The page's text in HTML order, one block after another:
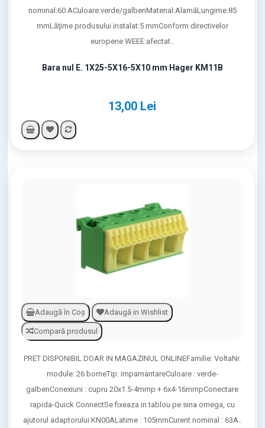
Bara nul E. 1X25-5X16-5X10 mm Hager KM11B
13,00 Lei
nominal:60 ACuloare:verde/galbenMaterial:AlamăLungime:85
mmLăţime produsului instalat:5 mmConform directivelor
europene WEEE:afectat..
Adaugă în Coş Adaugă in Wishlist
Compară produsul
PRET DISPONIBIL DOAR IN MAGAZINUL ONLINEFamilie: VoltaNr.
module: 26 borneTip: impamantareCuloare : verde-
galbenConexiuni : cupru 20x1.5-4mmp + 6x4-16mmpConectare
rapida-Quick ConnectSe fixeaza in tablou pe sina omega, cu
ajutorul adaptorului KN00ALatime : 105mmCurent nominal : 63A..